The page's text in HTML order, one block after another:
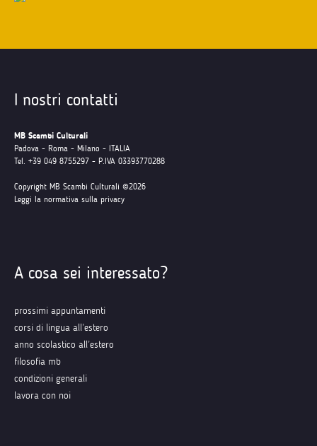
I nostri contatti
MB Scambi Culturali
Padova - Roma - Milano - ITALIA
Tel. +39 049 8755297 - P.IVA 03393770288
Copyright MB Scambi Culturali ©2026
Leggi la normativa sulla privacy
A cosa sei interessato?
prossimi appuntamenti
corsi di lingua all’estero
anno scolastico all’estero
filosofia mb
condizioni generali
lavora con noi